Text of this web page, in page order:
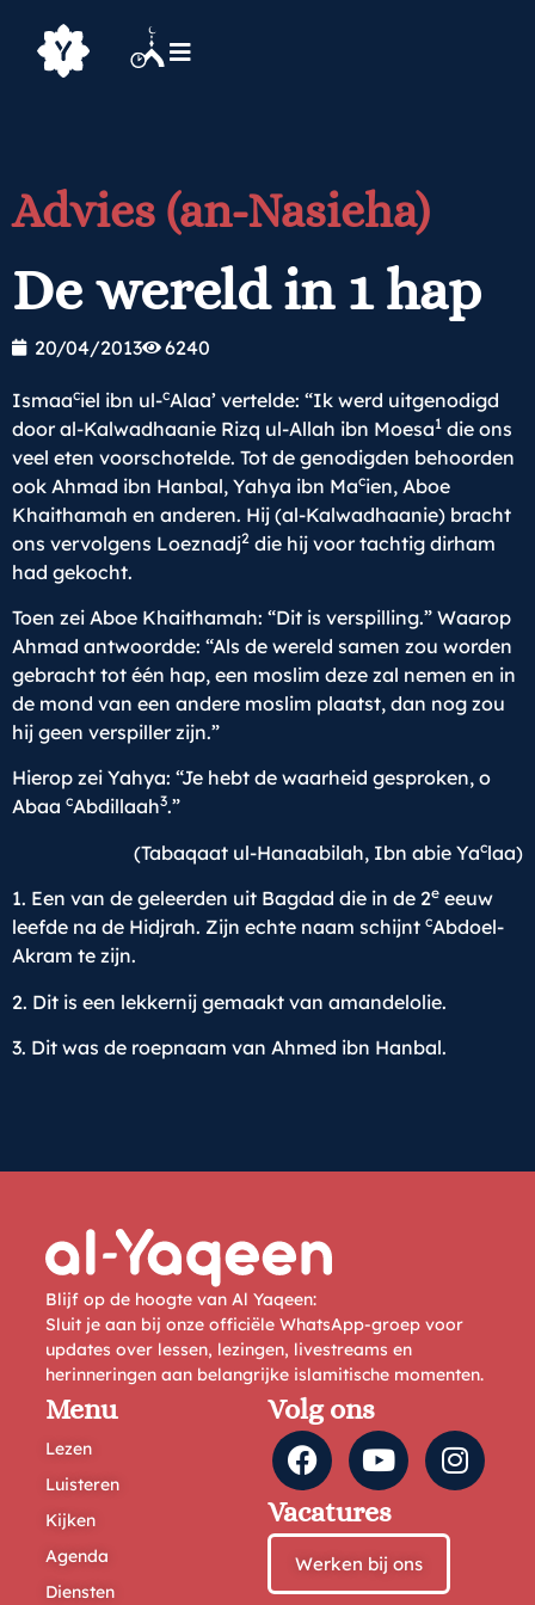
Advies (an-Nasieha)
De wereld in 1 hap
20/04/2013 6240
Ismaaciel ibn ul-cAlaa’ vertelde: “Ik werd uitgenodigd
door al-Kalwadhaanie Rizq ul-Allah ibn Moesa1 die ons
veel eten voorschotelde. Tot de genodigden behoorden
ook Ahmad ibn Hanbal, Yahya ibn Macien, Aboe
Khaithamah en anderen. Hij (al-Kalwadhaanie) bracht
ons vervolgens Loeznadj2 die hij voor tachtig dirham
had gekocht.
Toen zei Aboe Khaithamah: “Dit is verspilling.” Waarop
Ahmad antwoordde: “Als de wereld samen zou worden
gebracht tot één hap, een moslim deze zal nemen en in
de mond van een andere moslim plaatst, dan nog zou
hij geen verspiller zijn.”
Hierop zei Yahya: “Je hebt de waarheid gesproken, o
Abaa cAbdillaah3.”
(Tabaqaat ul-Hanaabilah, Ibn abie Yaclaa)
1. Een van de geleerden uit Bagdad die in de 2e eeuw
leefde na de Hidjrah. Zijn echte naam schijnt cAbdoel-
Akram te zijn.
2. Dit is een lekkernij gemaakt van amandelolie.
3. Dit was de roepnaam van Ahmed ibn Hanbal.
Blijf op de hoogte van Al Yaqeen:
Sluit je aan bij onze officiële WhatsApp-groep voor
updates over lessen, lezingen, livestreams en
herinneringen aan belangrijke islamitische momenten.
Menu
Lezen
Luisteren
Kijken
Agenda
Diensten
Volg ons
Vacatures
Werken bij ons